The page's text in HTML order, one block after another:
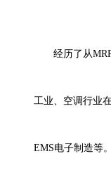
经历了从
工业、空调行业
EMS电子制造等